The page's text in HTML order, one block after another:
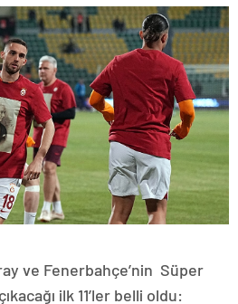
ve Fenerbahçe’nin Süper
ilk 11’ler belli oldu: